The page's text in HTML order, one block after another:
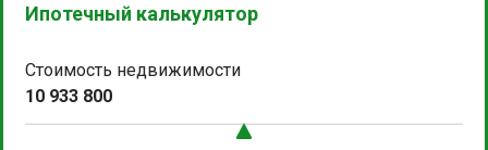
Ипотечный калькулятор
Стоимость недвижимости
10 933 800